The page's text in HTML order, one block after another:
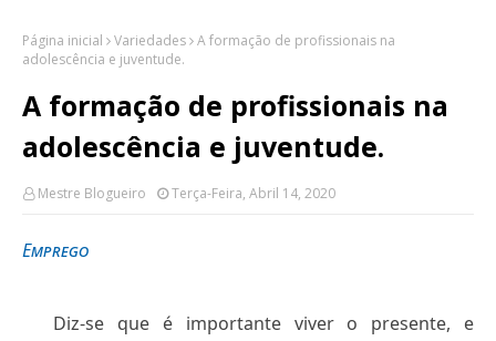
Página inicial Variedades A formação de profissionais na
adolescência e juventude.
A formação de profissionais na
adolescência e juventude.
Mestre Blogueiro Terça-Feira, Abril 14, 2020
Emprego
Diz-se que é importante viver o presente, e